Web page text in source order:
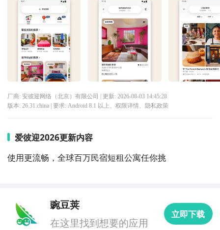
厂商: 安彼迎网络（北京）有限公司 | 更新: 2026-08-03 14:45:28
版本: 26.31.china| 要求: Android 8.1 以上、 权限详情、 隐私政策
爱彼迎2026更新内容
使用更流畅，全球百万民宿短租公寓任你挑
豌豆荚
在这里找到想要的应用
立即下载